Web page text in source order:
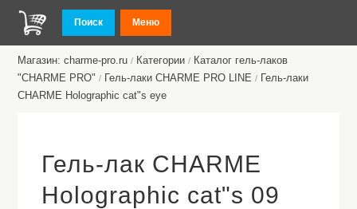
Поиск Меню
Магазин: charme-pro.ru / Категории / Каталог гель-лаков
"CHARME PRO" / Гель-лаки CHARME PRO LINE / Гель-лаки
CHARME Holographic cat"s eye
Гель-лак CHARME
Holographic cat"s 09